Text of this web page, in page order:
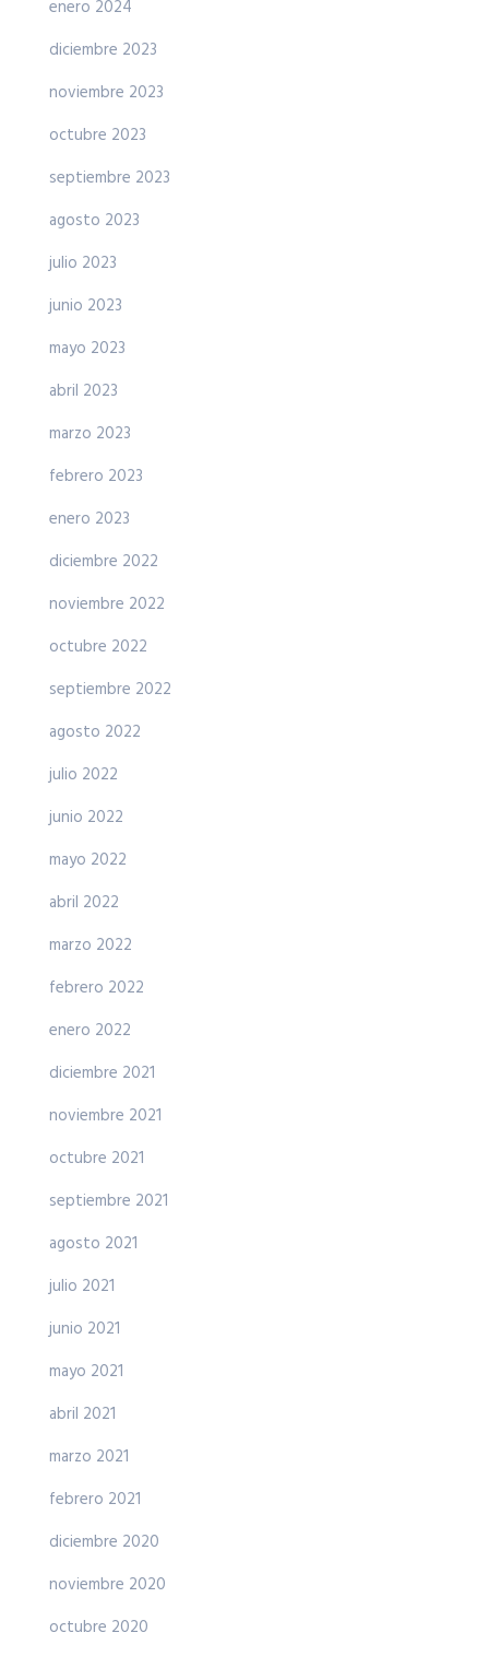
enero 2024
diciembre 2023
noviembre 2023
octubre 2023
septiembre 2023
agosto 2023
julio 2023
junio 2023
mayo 2023
abril 2023
marzo 2023
febrero 2023
enero 2023
diciembre 2022
noviembre 2022
octubre 2022
septiembre 2022
agosto 2022
julio 2022
junio 2022
mayo 2022
abril 2022
marzo 2022
febrero 2022
enero 2022
diciembre 2021
noviembre 2021
octubre 2021
septiembre 2021
agosto 2021
julio 2021
junio 2021
mayo 2021
abril 2021
marzo 2021
febrero 2021
diciembre 2020
noviembre 2020
octubre 2020